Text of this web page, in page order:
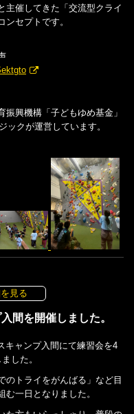
主催してきた「交流型クライ
ンセプトです。
興機構「子どもゆめ基金」
ックが運営しています。
見る
間を開催しました。
キャンプ入間にて練習会を4
した。
のトライをがんばる」など目
一日となりました。